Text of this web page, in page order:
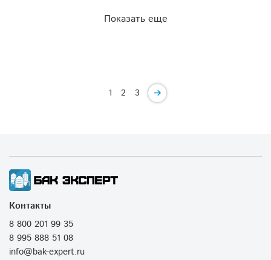
Показать еще
1 2 3
Контакты
8 800 201 99 35
8 995 888 51 08
info@bak-expert.ru